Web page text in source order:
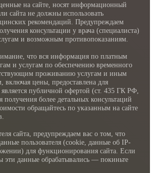
на сайте, носят информационный
сайта не должны использовать
рекомендаций. Предупреждаем
консультации у врача (специалиста)
и возможным противопоказаниям.
что вся информация по платным
и услугам по обеспечению временного
проживанию услугам и иным
включая цены, предоставлена для
публичной офертой (ст. 435 ГК РФ,
более детальных консультаций
обращайтесь по указанным на сайте
сайта, предупреждаем вас о том, что
пользователя (cookie, данные об IP-
для функционирования сайта. Если
эти данные обрабатывались — покиньте